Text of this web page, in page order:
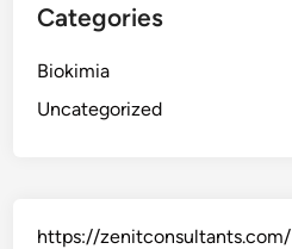
Categories
Biokimia
Uncategorized
https://zenitconsultants.com/